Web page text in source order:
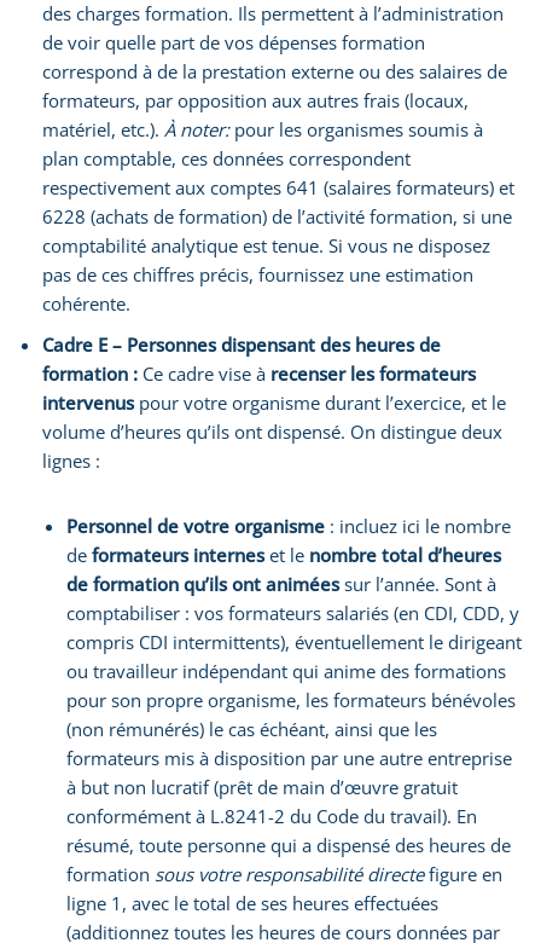
des charges formation. Ils permettent à l’administration
de voir quelle part de vos dépenses formation
correspond à de la prestation externe ou des salaires de
formateurs, par opposition aux autres frais (locaux,
matériel, etc.). À noter:pour les organismes soumis à
plan comptable, ces données correspondent
respectivement aux comptes 641 (salaires formateurs) et
6228 (achats de formation) de l’activité formation, si une
comptabilité analytique est tenue. Si vous ne disposez
pas de ces chiffres précis, fournissez une estimation
cohérente.
Cadre E – Personnes dispensant des heures de
formation : Ce cadre vise à recenser les formateurs
intervenuspour votre organisme durant l’exercice, et le
volume d’heures qu’ils ont dispensé. On distingue deux
lignes :
Personnel de votre organisme : incluez ici le nombre
de formateurs interneset le nombre total d’heures
de formation qu’ils ont animéessur l’année. Sont à
comptabiliser : vos formateurs salariés (en CDI, CDD, y
compris CDI intermittents), éventuellement le dirigeant
ou travailleur indépendant qui anime des formations
pour son propre organisme, les formateurs bénévoles
(non rémunérés) le cas échéant, ainsi que les
formateurs mis à disposition par une autre entreprise
à but non lucratif (prêt de main d’œuvre gratuit
conformément à L.8241-2 du Code du travail). En
résumé, toute personne qui a dispensé des heures de
formation sous votre responsabilité directefigure en
ligne 1, avec le total de ses heures effectuées
(additionnez toutes les heures de cours données par